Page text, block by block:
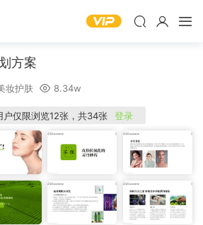
方案
护肤 8.34w
户仅限浏览12张，共34张 登录